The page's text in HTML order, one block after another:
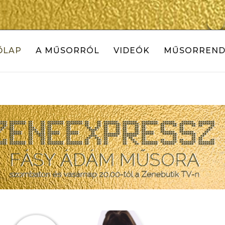
A MŰSORRÓL VIDEÓK